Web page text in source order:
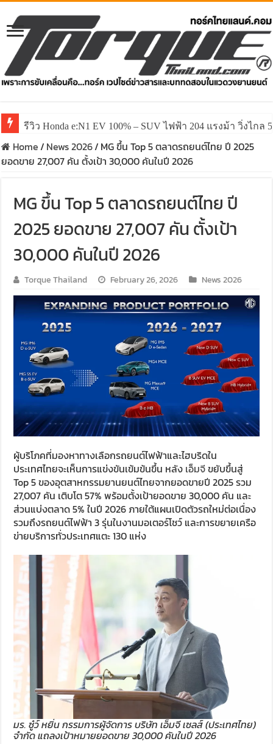
รีวิว Honda e:N1 EV 100% – SUV ไฟฟ้า 204 แรงม้า วิ่งไกล
Home/ News 2026/ MG ขึ้น Top 5 ตลาดรถยนต์ไทย ปี 2025
ยอดขาย 27,007 คัน ตั้งเป้า 30,000 คันในปี 2026
MG ขึ้น Top 5 ตลาดรถยนต์ไทย ปี
2025 ยอดขาย 27,007 คัน ตั้งเป้า
30,000 คันในปี 2026
Torque Thailand February 26, 2026 News 2026
ผู้บริโภคที่มองหาทางเลือกรถยนต์ไฟฟ้าและไฮบริดใน
ประเทศไทยจะเห็นการแข่งขันเข้มข้นขึ้น หลัง เอ็มจีขยับขึ้นสู่
Top 5 ของอุตสาหกรรมยานยนต์ไทยจากยอดขายปี 2025 รวม
27,007 คัน เติบโต 57% พร้อมตั้งเป้ายอดขาย 30,000 คัน และ
ส่วนแบ่งตลาด 5% ในปี 2026 ภายใต้แผนเปิดตัวรถใหม่ต่อเนื่อง
รวมถึงรถยนต์ไฟฟ้า 3 รุ่นในงานมอเตอร์โชว์ และการขยายเครือ
ข่ายบริการทั่วประเทศแตะ 130 แห่ง
มร. ซู๋ว์ หยิ่น กรรมการผู้จัดการ บริษัท เอ็มจี เซลส์ (ประเทศไทย)
จำกัด แถลงเป้าหมายยอดขาย 30,000 คันในปี 2026